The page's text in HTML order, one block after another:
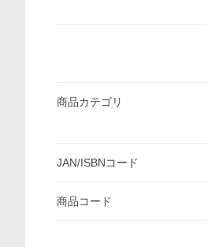
商品カテゴリ
JAN/ISBNコード
商品コード